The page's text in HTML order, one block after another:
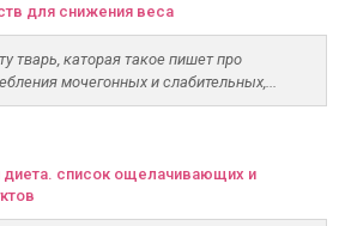
для снижения веса
тварь, каторая такое пишет про
мочегонных и слабительных,...
список ощелачивающих и